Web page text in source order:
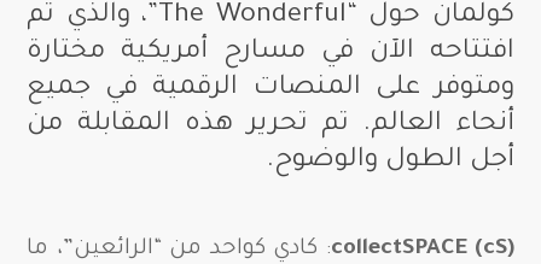
كولمان حول “The Wonderful”، والذي تم
افتتاحه الآن في مسارح أمريكية مختارة
ومتوفر على المنصات الرقمية في جميع
أنحاء العالم. تم تحرير هذه المقابلة من
أجل الطول والوضوح.
collectSPACE (cS): كادي كواحد من “الرائعين”، ما